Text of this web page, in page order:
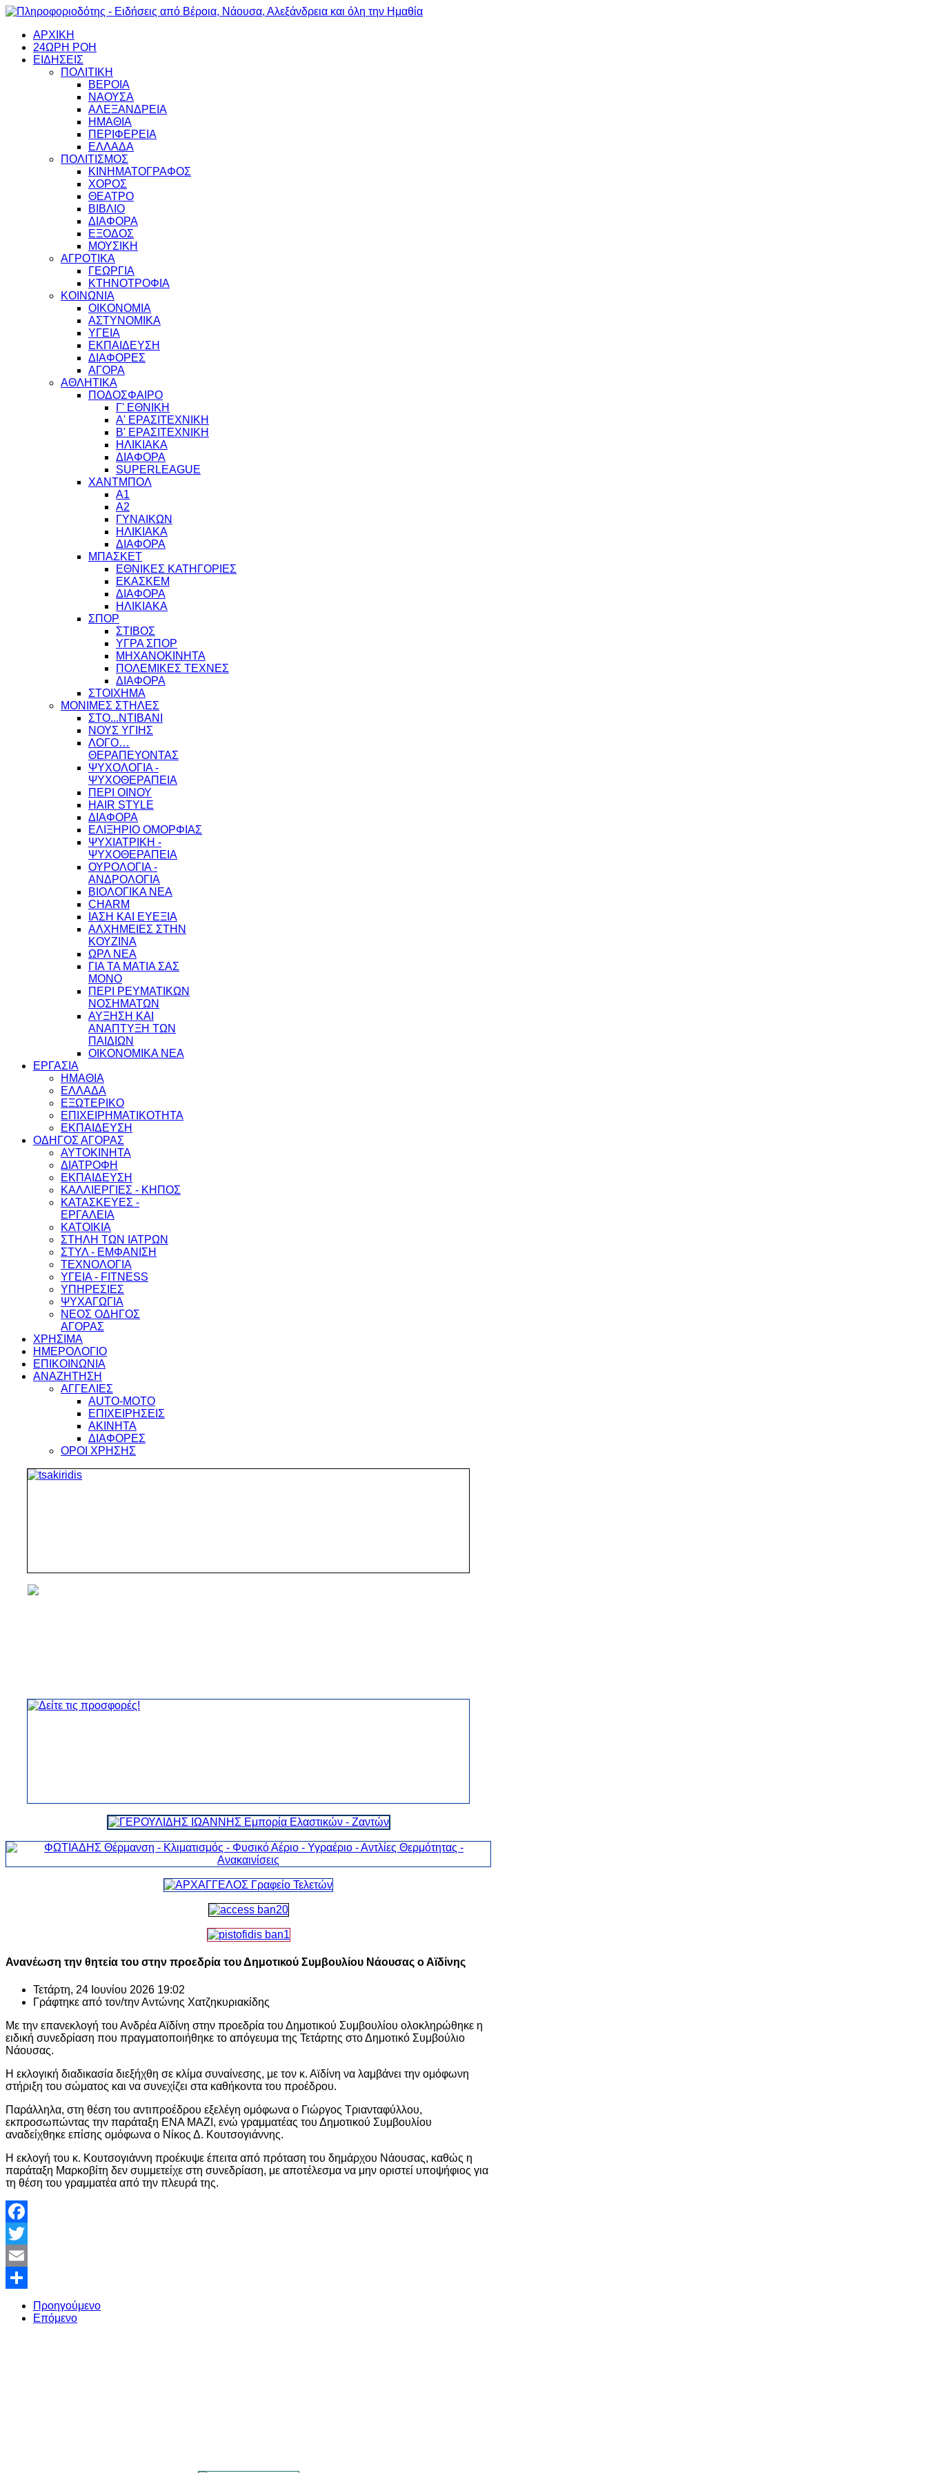
ΑΡΧΙΚΗ
24ΩΡΗ ΡΟΗ
ΕΙΔΗΣΕΙΣ
ΠΟΛΙΤΙΚΗ
ΒΕΡΟΙΑ
ΝΑΟΥΣΑ
ΑΛΕΞΑΝΔΡΕΙΑ
ΗΜΑΘΙΑ
ΠΕΡΙΦΕΡΕΙΑ
ΕΛΛΑΔΑ
ΠΟΛΙΤΙΣΜΟΣ
ΚΙΝΗΜΑΤΟΓΡΑΦΟΣ
ΧΟΡΟΣ
ΘΕΑΤΡΟ
ΒΙΒΛΙΟ
ΔΙΑΦΟΡΑ
ΕΞΟΔΟΣ
ΜΟΥΣΙΚΗ
ΑΓΡΟΤΙΚΑ
ΓΕΩΡΓΙΑ
ΚΤΗΝΟΤΡΟΦΙΑ
ΚΟΙΝΩΝΙΑ
ΟΙΚΟΝΟΜΙΑ
ΑΣΤΥΝΟΜΙΚΑ
ΥΓΕΙΑ
ΕΚΠΑΙΔΕΥΣΗ
ΔΙΑΦΟΡΕΣ
ΑΓΟΡΑ
ΑΘΛΗΤΙΚΑ
ΠΟΔΟΣΦΑΙΡΟ
Γ' ΕΘΝΙΚΗ
Α' ΕΡΑΣΙΤΕΧΝΙΚΗ
Β' ΕΡΑΣΙΤΕΧΝΙΚΗ
ΗΛΙΚΙΑΚΑ
ΔΙΑΦΟΡΑ
SUPERLEAGUE
ΧΑΝΤΜΠΟΛ
Α1
Α2
ΓΥΝΑΙΚΩΝ
ΗΛΙΚΙΑΚΑ
ΔΙΑΦΟΡΑ
ΜΠΑΣΚΕΤ
ΕΘΝΙΚΕΣ ΚΑΤΗΓΟΡΙΕΣ
ΕΚΑΣΚΕΜ
ΔΙΑΦΟΡΑ
ΗΛΙΚΙΑΚΑ
ΣΠΟΡ
ΣΤΙΒΟΣ
ΥΓΡΑ ΣΠΟΡ
ΜΗΧΑΝΟΚΙΝΗΤΑ
ΠΟΛΕΜΙΚΕΣ ΤΕΧΝΕΣ
ΔΙΑΦΟΡΑ
ΣΤΟΙΧΗΜΑ
ΜΟΝΙΜΕΣ ΣΤΗΛΕΣ
ΣΤΟ...ΝΤΙΒΑΝΙ
ΝΟΥΣ ΥΓΙΗΣ
ΛΟΓΟ…
ΘΕΡΑΠΕΥΟΝΤΑΣ
ΨΥΧΟΛΟΓΙΑ -
ΨΥΧΟΘΕΡΑΠΕΙΑ
ΠΕΡΙ ΟΙΝΟΥ
HAIR STYLE
ΔΙΑΦΟΡΑ
ΕΛΙΞΗΡΙΟ ΟΜΟΡΦΙΑΣ
ΨΥΧΙΑΤΡΙΚΗ -
ΨΥΧΟΘΕΡΑΠΕΙΑ
ΟΥΡΟΛΟΓΙΑ -
ΑΝΔΡΟΛΟΓΙΑ
ΒΙΟΛΟΓΙΚΑ ΝΕΑ
CHARM
ΙΑΣΗ ΚΑΙ ΕΥΕΞΙΑ
ΑΛΧΗΜΕΙΕΣ ΣΤΗΝ
ΚΟΥΖΙΝΑ
ΩΡΛ ΝEA
ΓΙΑ ΤΑ ΜΑΤΙΑ ΣΑΣ
ΜΟΝΟ
ΠΕΡΙ ΡΕΥΜΑΤΙΚΩΝ
ΝΟΣΗΜΑΤΩΝ
ΑΥΞΗΣΗ ΚΑΙ
ΑΝΑΠΤΥΞΗ ΤΩΝ
ΠΑΙΔΙΩΝ
ΟΙΚΟΝΟΜΙΚΑ ΝΕΑ
ΕΡΓΑΣΙΑ
ΗΜΑΘΙΑ
ΕΛΛΑΔΑ
ΕΞΩΤΕΡΙΚΟ
ΕΠΙΧΕΙΡΗΜΑΤΙΚΟΤΗΤΑ
ΕΚΠΑΙΔΕΥΣΗ
ΟΔΗΓΟΣ ΑΓΟΡΑΣ
ΑΥΤΟΚΙΝΗΤΑ
ΔΙΑΤΡΟΦΗ
ΕΚΠΑΙΔΕΥΣΗ
ΚΑΛΛΙΕΡΓΙΕΣ - ΚΗΠΟΣ
ΚΑΤΑΣΚΕΥΕΣ -
ΕΡΓΑΛΕΙΑ
ΚΑΤΟΙΚΙΑ
ΣΤΗΛΗ ΤΩΝ ΙΑΤΡΩΝ
ΣΤΥΛ - ΕΜΦΑΝΙΣΗ
ΤΕΧΝΟΛΟΓΙΑ
ΥΓΕΙΑ - FITNESS
ΥΠΗΡΕΣΙΕΣ
ΨΥΧΑΓΩΓΙΑ
ΝΕΟΣ ΟΔΗΓΟΣ
ΑΓΟΡΑΣ
ΧΡΗΣΙΜΑ
ΗΜΕΡΟΛΟΓΙΟ
ΕΠΙΚΟΙΝΩΝΙΑ
ΑΝΑΖΗΤΗΣΗ
ΑΓΓΕΛΙΕΣ
AUTO-MOTO
ΕΠΙΧΕΙΡΗΣΕΙΣ
ΑΚΙΝΗΤΑ
ΔΙΑΦΟΡΕΣ
ΟΡΟΙ ΧΡΗΣΗΣ
Ανανέωση την θητεία του στην προεδρία του Δημοτικού Συμβουλίου Νάουσας ο Αϊδίνης
Τετάρτη, 24 Ιουνίου 2026 19:02
Γράφτηκε από τον/τηνΑντώνης Χατζηκυριακίδης
Με την επανεκλογή του Ανδρέα Αϊδίνη στην προεδρία του Δημοτικού Συμβουλίου ολοκληρώθηκε η
ειδική συνεδρίαση που πραγματοποιήθηκε το απόγευμα της Τετάρτης στο Δημοτικό Συμβούλιο
Νάουσας.
Η εκλογική διαδικασία διεξήχθη σε κλίμα συναίνεσης, με τον κ. Αϊδίνη να λαμβάνει την ομόφωνη
στήριξη του σώματος και να συνεχίζει στα καθήκοντα του προέδρου.
Παράλληλα, στη θέση του αντιπροέδρου εξελέγη ομόφωνα ο Γιώργος Τριανταφύλλου,
εκπροσωπώντας την παράταξη ΕΝΑ ΜΑΖΙ, ενώ γραμματέας του Δημοτικού Συμβουλίου
αναδείχθηκε επίσης ομόφωνα ο Νίκος Δ. Κουτσογιάννης.
Η εκλογή του κ. Κουτσογιάννη προέκυψε έπειτα από πρόταση του δημάρχου Νάουσας, καθώς η
παράταξη Μαρκοβίτη δεν συμμετείχε στη συνεδρίαση, με αποτέλεσμα να μην οριστεί υποψήφιος για
τη θέση του γραμματέα από την πλευρά της.
Facebook
Twitter
Email
Share
Προηγούμενο
Επόμενο